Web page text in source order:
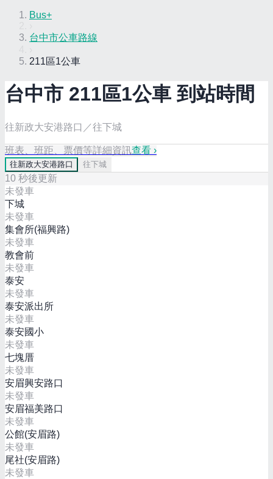
Bus+
台中市公車路線
211區1公車
台中市 211區1公車 到站時間
往新政大安港路口／往下城
班表、班距、票價等詳細資訊查看 ›
往新政大安港路口 往下城
10 秒後更新
未發車
下城
未發車
集會所(福興路)
未發車
教會前
未發車
泰安
未發車
泰安派出所
未發車
泰安國小
未發車
七塊厝
未發車
安眉興安路口
未發車
安眉福美路口
未發車
公館(安眉路)
未發車
尾社(安眉路)
未發車